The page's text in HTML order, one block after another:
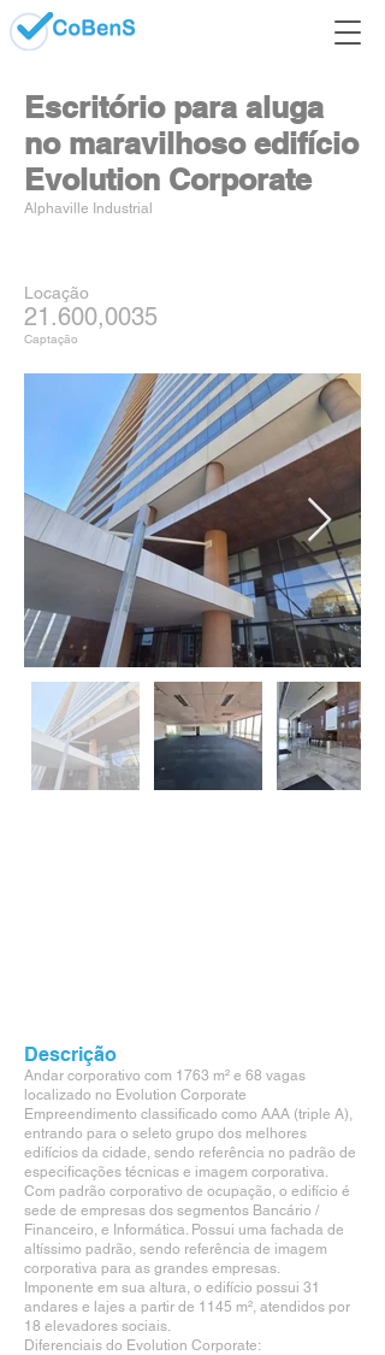
Escritório para aluga
no maravilhoso edifício
Evolution Corporate
Alphaville Industrial
Locação
21.600,0035
Captação
Descrição
Andar corporativo com 1763 m² e 68 vagas
localizado no Evolution Corporate
Empreendimento classificado como AAA (triple A),
entrando para o seleto grupo dos melhores
edifícios da cidade, sendo referência no padrão de
especificações técnicas e imagem corporativa.
Com padrão corporativo de ocupação, o edifício é
sede de empresas dos segmentos Bancário /
Financeiro, e Informática. Possui uma fachada de
altíssimo padrão, sendo referência de imagem
corporativa para as grandes empresas.
Imponente em sua altura, o edifício possui 31
andares e lajes a partir de 1145 m², atendidos por
18 elevadores sociais.
Diferenciais do Evolution Corporate: